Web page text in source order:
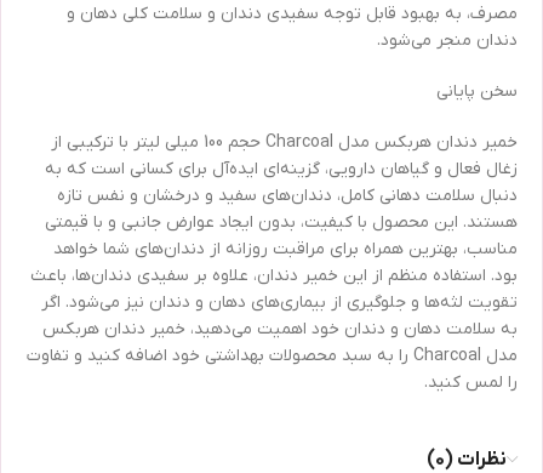
مصرف، به بهبود قابل توجه سفیدی دندان و سلامت کلی دهان و
دندان منجر می‌شود.
سخن پایانی
خمیر دندان هربکس مدل Charcoal حجم 100 میلی لیتر با ترکیبی از
زغال فعال و گیاهان دارویی، گزینه‌ای ایده‌آل برای کسانی است که به
دنبال سلامت دهانی کامل، دندان‌های سفید و درخشان و نفس تازه
هستند. این محصول با کیفیت، بدون ایجاد عوارض جانبی و با قیمتی
مناسب، بهترین همراه برای مراقبت روزانه از دندان‌های شما خواهد
بود. استفاده منظم از این خمیر دندان، علاوه بر سفیدی دندان‌ها، باعث
تقویت لثه‌ها و جلوگیری از بیماری‌های دهان و دندان نیز می‌شود. اگر
به سلامت دهان و دندان خود اهمیت می‌دهید، خمیر دندان هربکس
مدل Charcoal را به سبد محصولات بهداشتی خود اضافه کنید و تفاوت
را لمس کنید.
نظرات (0)